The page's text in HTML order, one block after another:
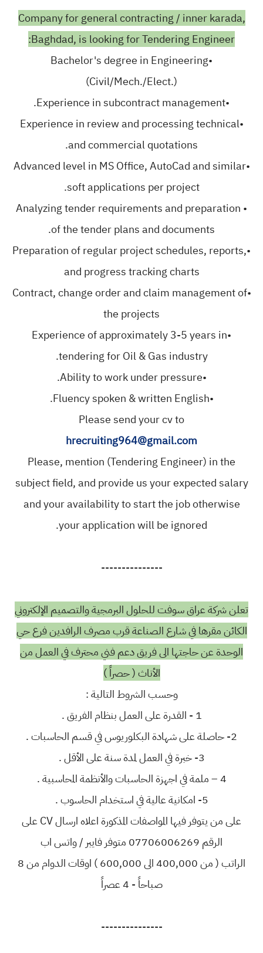
Company for general contracting / inner karada,
Baghdad, is looking for Tendering Engineer:
•Bachelor's degree in Engineering
(Civil/Mech./Elect.)
•Experience in subcontract management.
•Experience in review and processing technical
and commercial quotations.
•Advanced level in MS Office, AutoCad and similar
soft applications per project.
• Analyzing tender requirements and preparation
of the tender plans and documents.
•Preparation of regular project schedules, reports,
and progress tracking charts
•Contract, change order and claim management of
the projects
•Experience of approximately 3-5 years in
tendering for Oil & Gas industry.
•Ability to work under pressure.
•Fluency spoken & written English.
Please send your cv to
hrecruiting964@gmail.com
Please, mention (Tendering Engineer) in the
subject field, and provide us your expected salary
and your availability to start the job otherwise
your application will be ignored.
---------------
تعلن شركة عراق سوفت للحلول البرمجية والتصميم الإلكتروني
الكائن مقرها في شارع الصناعة قرب مصرف الرافدين فرع حي
الوحدة عن حاجتها الى فريق دعم فني محترف في العمل من
الأناث ( حصراً )
وحسب الشروط التالية :
1 - القدرة على العمل بنظام الفريق .
2- حاصلة على شهادة البكلوريوس في قسم الحاسبات .
3- خبرة في العمل لمدة سنة على الأقل .
4 – ملمة في اجهزة الحاسبات والأنظمة المحاسبية .
5- امكانية عالية في استخدام الحاسوب .
على من يتوفر فيها المواصفات المذكورة اعلاه ارسال CV على
الرقم 07706006269 متوفر فايبر / واتس اب
الراتب ( من 400,000 الى 600,000 ) اوقات الدوام من 8
صباحاً - 4 عصراً
---------------